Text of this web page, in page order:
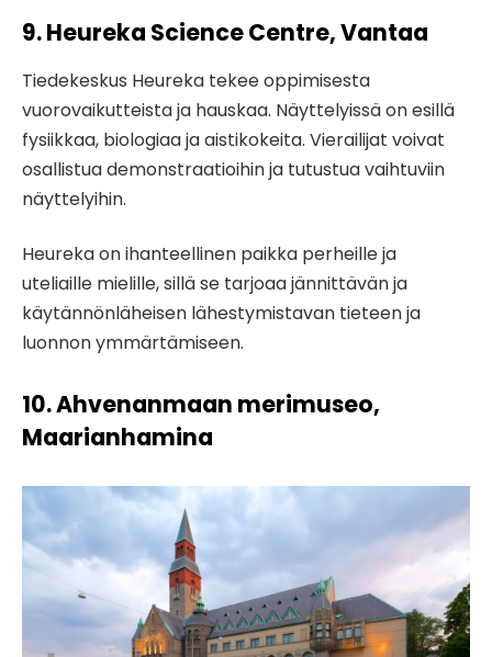
9. Heureka Science Centre, Vantaa
Tiedekeskus Heureka tekee oppimisesta
vuorovaikutteista ja hauskaa. Näyttelyissä on esillä
fysiikkaa, biologiaa ja aistikokeita. Vierailijat voivat
osallistua demonstraatioihin ja tutustua vaihtuviin
näyttelyihin.
Heureka on ihanteellinen paikka perheille ja
uteliaille mielille, sillä se tarjoaa jännittävän ja
käytännönläheisen lähestymistavan tieteen ja
luonnon ymmärtämiseen.
10. Ahvenanmaan merimuseo,
Maarianhamina